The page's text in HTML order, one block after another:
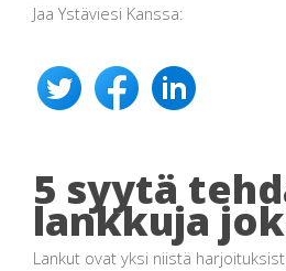
Jaa Ystäviesi Kanssa:
5 syytä
lankkuja
Lankut ovat yksi niistä